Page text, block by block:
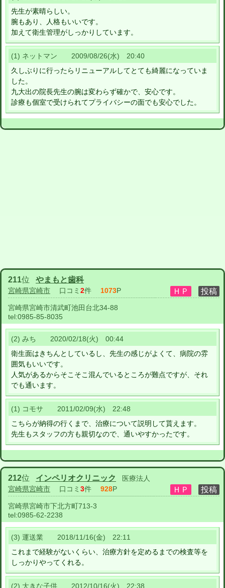
先生が素晴らしい。
腕もあり、人格もいいです。
加えて衛生管理がしっかりしています。
(1) ネットマン 2009/08/26(水) 20:40
久しぶりに行ったらリニューアルしてとても綺麗になっていま
した。
九大出の院長先生の腕は変わらず確かで、安心です。
診療も個室で受けられてプライバシーの面でも安心でした。
211位 やまもと歯科
宮崎県宮崎市 口コミ 2件 1073P
宮崎県宮崎市清武町池田台北34-88
tel:0985-85-8035
(2) みち 2020/02/18(火) 00:44
衛生面はきちんとしているし、先生の感じがよくて、病院の雰
囲気もいいです。
人気があるからそこそこ混んでいるところが難点ですが、それ
でも通います。
(1) コモサ 2011/02/09(水) 22:48
こちらが納得の行くまで、治療について説明して貰えます。
先生もスタッフの方も親切なので、通いやすかったです。
212位 インペリオクリニック
医療法人
宮崎県宮崎市 口コミ 3件 928P
宮崎県宮崎市下北方町713-3
tel:0985-62-2238
(3) 運送業 2018/11/16(金) 22:11
これまで経験がないくらい、治療方針を定めるまでの検査等を
しっかりやってくれる。
(2) 大きな子供 2012/10/16(火) 22:38